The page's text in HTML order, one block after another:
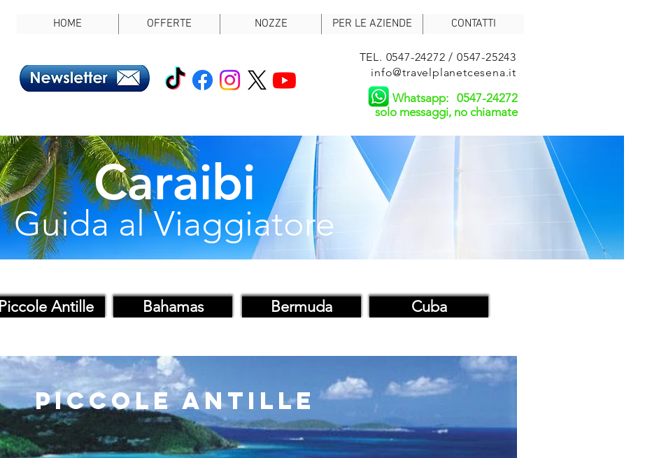
HOME OFFERTE NOZZE PER LE AZIENDE CONTATTI
TEL. 0547-24272 / 0547-25243
info@travelplanetcesena.it
Whatsapp: 0547-24272
solo messaggi, no chiamate
Caraibi
Piccole Antille Bahamas Bermuda Cuba
PICCOLE ANTILLE
Guida al Viaggiatore